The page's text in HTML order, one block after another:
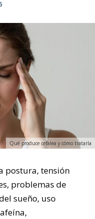
Qué produce cefalea y cómo tratarla
postura, tensión
problemas de
sueño, uso